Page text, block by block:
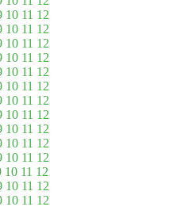
10 11 12
10 11 12
10 11 12
10 11 12
10 11 12
10 11 12
10 11 12
10 11 12
10 11 12
10 11 12
10 11 12
10 11 12
10 11 12
10 11 12